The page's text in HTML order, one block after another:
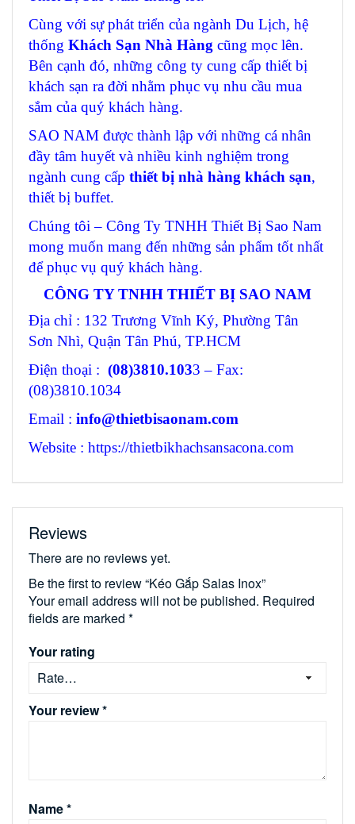
Cùng với sự phát triển của ngành Du Lịch, hệ
thống Khách Sạn Nhà Hàng cũng mọc lên.
Bên cạnh đó, những công ty cung cấp thiết bị
khách sạn ra đời nhằm phục vụ nhu cầu mua
sắm của quý khách hàng.
SAO NAM được thành lập với những cá nhân
đầy tâm huyết và nhiều kinh nghiệm trong
ngành cung cấp thiết bị nhà hàng khách sạn,
thiết bị buffet.
Chúng tôi – Công Ty TNHH Thiết Bị Sao Nam
mong muốn mang đến những sản phẩm tốt nhất
để phục vụ quý khách hàng.
CÔNG TY TNHH THIẾT BỊ SAO NAM
Địa chỉ : 132 Trương Vĩnh Ký, Phường Tân
Sơn Nhì, Quận Tân Phú, TP.HCM
Điện thoại : (08)3810.1033 – Fax:
(08)3810.1034
Email : info@thietbisaonam.com
Website : https://thietbikhachsansacona.com
Reviews
There are no reviews yet.
Be the first to review “Kéo Gắp Salas Inox”
Your email address will not be published. Required
fields are marked *
Your rating
Your review*
Name*